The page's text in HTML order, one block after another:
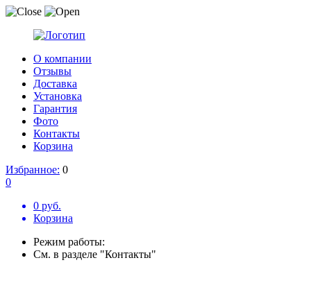
О компании
Отзывы
Доставка
Установка
Гарантия
Фото
Контакты
Корзина
Избранное: 0
0
0 руб.
Корзина
Режим работы:
См. в разделе "Контакты"